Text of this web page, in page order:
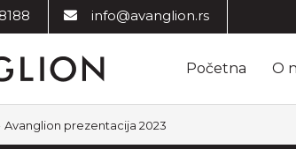
info@avanglion.rs
Početna O
Avanglion prezentacija 2023